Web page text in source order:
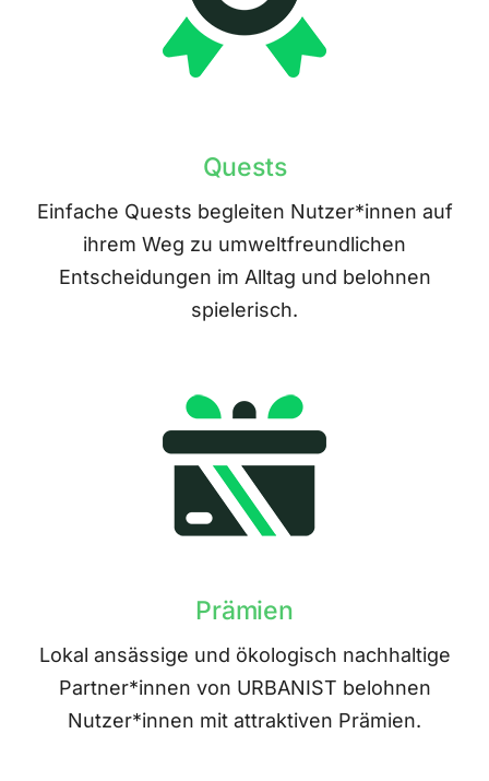
Quests
Einfache Quests begleiten Nutzer*innen auf
ihrem Weg zu umweltfreundlichen
Entscheidungen im Alltag und belohnen
spielerisch.
Prämien
Lokal ansässige und ökologisch nachhaltige
Partner*innen von URBANIST belohnen
Nutzer*innen mit attraktiven Prämien.